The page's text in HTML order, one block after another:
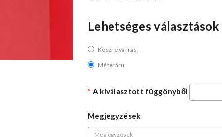
Lehetséges választások
Készre varrás
Méteráru
A kiválasztott függönyből
Megjegyzések